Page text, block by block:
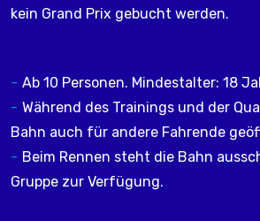
kein Grand Prix gebucht werden.
Ab 10 Personen. Mindestalter: 18
Während des Trainings und der
Bahn auch für andere Fahrende
Beim Rennen steht die Bahn
Gruppe zur Verfügung.